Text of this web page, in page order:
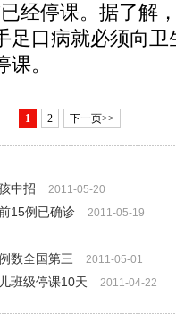
经停课。据了解
足口病就必须向
。
1 2 下一页>>
中招
2011-05-20
15例已确诊 2011-05-19
数全国第三 2011-05-01
班级停课10天 2011-04-22